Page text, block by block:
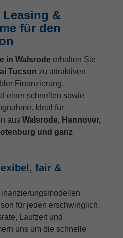
&
für den
in Walsrode erhalten Sie
Tucson zu attraktiven
Finanzierung,
einer schnellen sowie
Ideal für
aus Walsrode, Hannover,
und ganz
fair &
für jeden erschwinglich.
Laufzeit und
uns um die schnelle